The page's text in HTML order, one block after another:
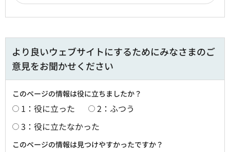
より良いウェブサイトにするためにみなさまのご
意見をお聞かせください
このページの情報は役に立ちましたか？
1：役に立った
2：ふつう
3：役に立たなかった
このページの情報は見つけやすかったですか？